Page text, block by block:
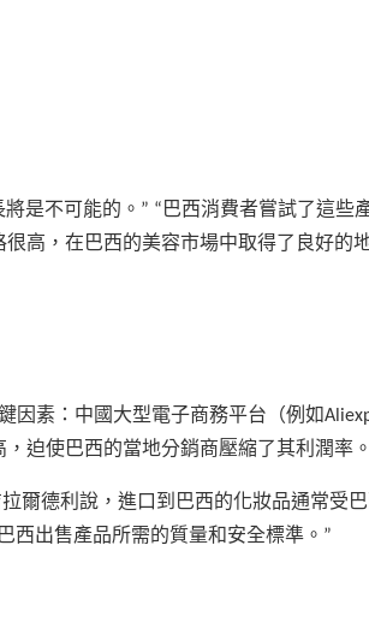
是不可能的。” “巴西消費者嘗試了這些
高，在巴西的美容市場中取得了良好的
素：中國大型電子商務平台（例如
迫使巴西的當地分銷商壓縮了其利潤率。
爾德利說，進口到巴西的化妝品通常受
西出售產品所需的質量和安全標準。”